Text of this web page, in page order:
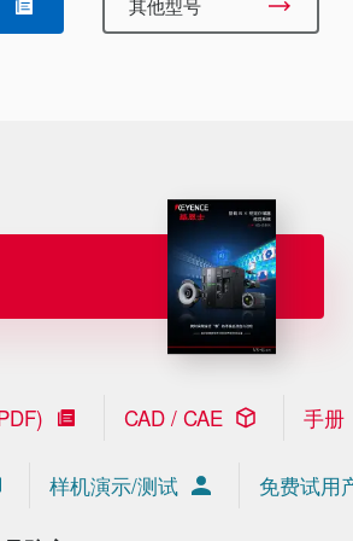
CAD / CAE 手册
样机演示/测试 免费试用